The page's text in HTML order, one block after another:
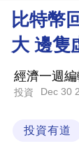
比特幣
大 邊隻
經濟一週
投資 Dec 30
投資有道